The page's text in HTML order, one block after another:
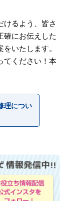
けるよう、皆さ
確にお伝えした
いたします。
てください！本
理につい